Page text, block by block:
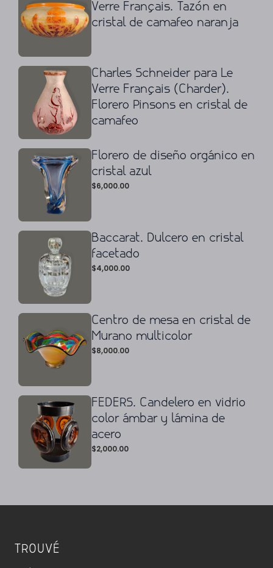
Verre Français. Tazón en
cristal de camafeo naranja
Charles Schneider para Le
Verre Français (Charder).
Florero Pinsons en cristal de
camafeo
Florero de diseño orgánico en
cristal azul
$6,000.00
Baccarat. Dulcero en cristal
facetado
$4,000.00
Centro de mesa en cristal de
Murano multicolor
$8,000.00
FEDERS. Candelero en vidrio
color ámbar y lámina de
acero
$2,000.00
TROUVÉ